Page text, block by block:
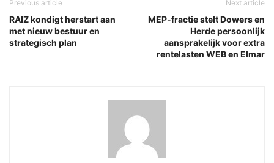
Previous article
RAIZ kondigt herstart aan
met nieuw bestuur en
strategisch plan
Next article
MEP-fractie stelt Dowers en
Herde persoonlijk
aansprakelijk voor extra
rentelasten WEB en Elmar